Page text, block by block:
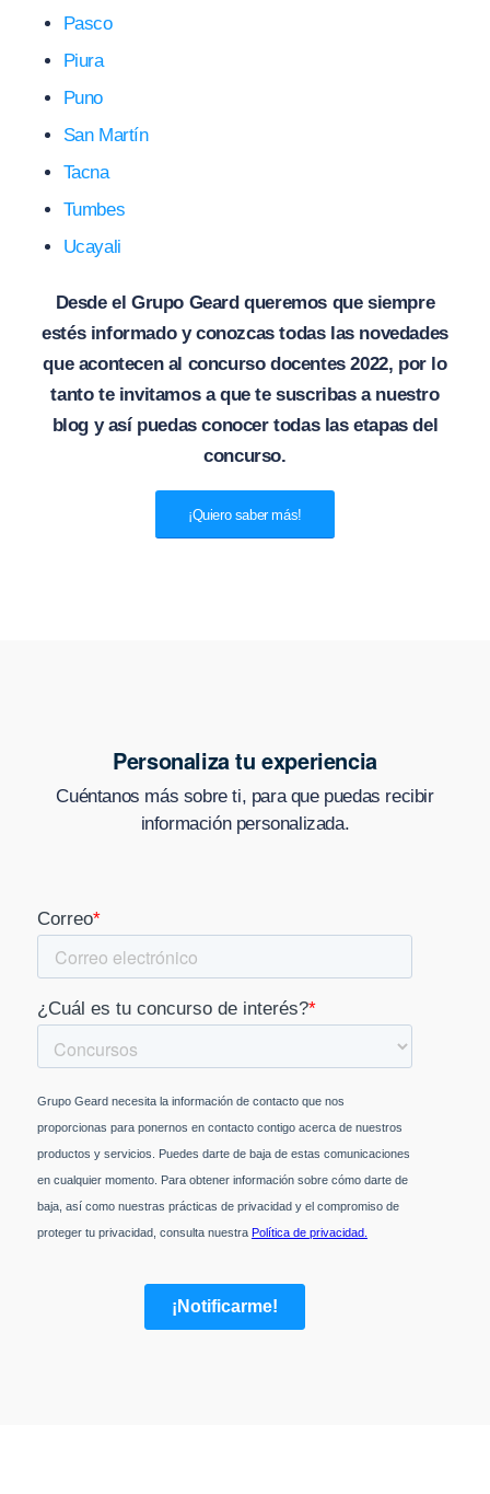
Pasco
Piura
Puno
San Martín
Tacna
Tumbes
Ucayali
Desde el Grupo Geard queremos que siempre
estés informado y conozcas todas las novedades
que acontecen al concurso docentes 2022, por lo
tanto te invitamos a que te suscribas a nuestro
blog y así puedas conocer todas las etapas del
concurso.
¡Quiero saber más!
Personaliza tu experiencia
Cuéntanos más sobre ti, para que puedas recibir
información personalizada.